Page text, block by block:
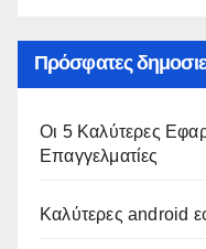
Πρόσφατες
Οι 5 Καλύτερες
Επαγγελματίες
Καλύτερες android